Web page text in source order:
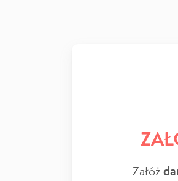
Załóż